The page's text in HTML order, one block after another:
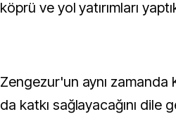
köprü ve yol yatırımları
Zengezur'un aynı zamanda
da katkı sağlayacağını dile